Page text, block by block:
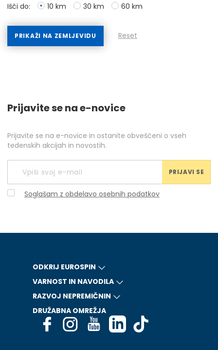
Išči do: 10 km 30 km 60 km
PRIKAŽI NA ZEMLJEVIDU Reset
Prijavite se na e-novice
Prijavite se na e-novice in ostanite obveščeni o vseh
tedenskih akcijah in novostih.
PRIJAVI SE
Soglašam z obdelavo osebnih podatkov
ODKRIJ EUROSPIN
VARNOST IN NAVODILA
RAZVOJ NEPREMIČNIN
DRUŽABNA OMREŽJA